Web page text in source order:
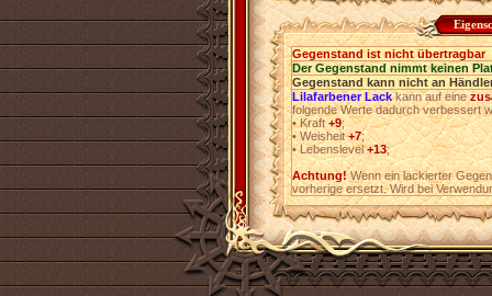
Gegenstand ist nicht übertragbar
Der Gegenstand nimmt keinen
Gegenstand kann nicht an
Lilafarbener Lackkann auf eine
folgende Werte dadurch verbessert
•Kraft+9;
•Weisheit+7;
•Lebenslevel+13;
Achtung!Wenn ein lackierter
vorherige ersetzt. Wird bei